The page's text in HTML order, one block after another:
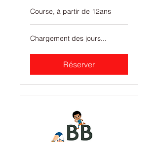
Course, à partir de 12ans
Chargement des jours...
Réserver